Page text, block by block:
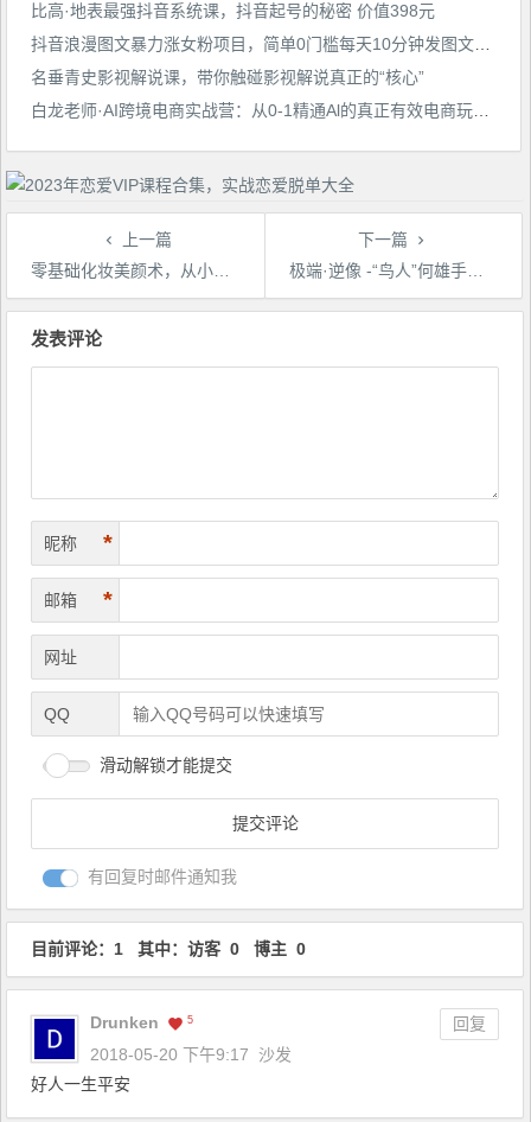
比高·地表最强抖音系统课，抖音起号的秘密 价值398元
名垂青史影视解说课，带你触碰影视解说真正的“核心”
上一篇
零基础化妆美颜术，从小白到百变女王
下一篇
极端·逆像 -“鸟人”何雄手机摄影
文
发表评论
昵称 *
邮箱 *
网址
QQ
滑动解锁才能提交
有回复时邮件通知我
目前评论：1 其中：访客 0 博主 0
Drunken 5
回复
2018-05-20 下午9:17
沙发
好人一生平安